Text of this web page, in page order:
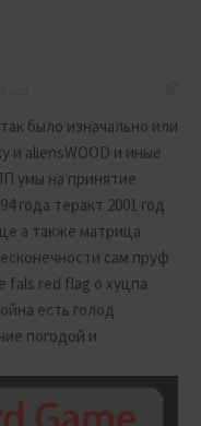
было изначально или
и aliensWOOD и иные
умы на принятие
года теракт 2001 год
а также матрица
сам пруф
fals red flag о хуцпа
есть голод
погодой и